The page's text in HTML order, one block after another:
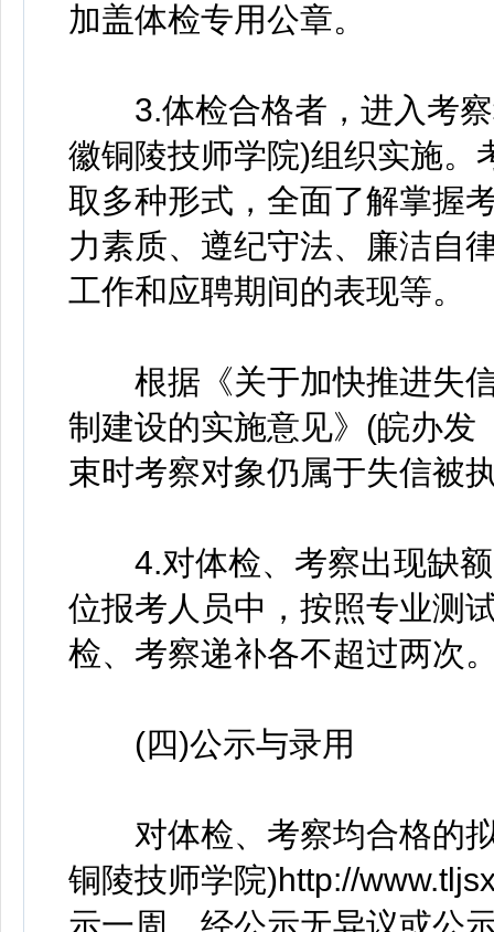
加盖体检专用公章。
3.体检合格者，进入考察
徽铜陵技师学院)组织实施。
取多种形式，全面了解掌握
力素质、遵纪守法、廉洁自
工作和应聘期间的表现等。
根据《关于加快推进失信
制建设的实施意见》(皖办发
束时考察对象仍属于失信被
4.对体检、考察出现缺额
位报考人员中，按照专业测
检、考察递补各不超过两次
(四)公示与录用
对体检、考察均合格的拟
铜陵技师学院)http://